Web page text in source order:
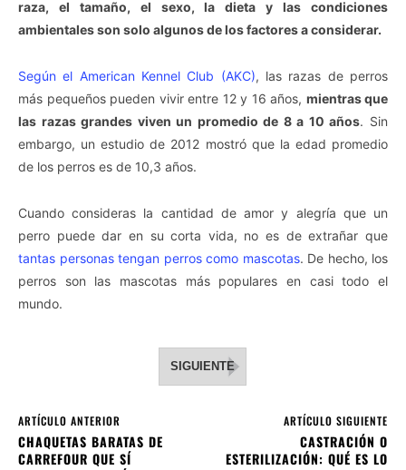
raza, el tamaño, el sexo, la dieta y las condiciones
ambientales son solo algunos de los factores a considerar.
Según el American Kennel Club (AKC), las razas de perros
más pequeños pueden vivir entre 12 y 16 años, mientras que
las razas grandes viven un promedio de 8 a 10 años. Sin
embargo, un estudio de 2012 mostró que la edad promedio
de los perros es de 10,3 años.
Cuando consideras la cantidad de amor y alegría que un
perro puede dar en su corta vida, no es de extrañar que
tantas personas tengan perros como mascotas. De hecho, los
perros son las mascotas más populares en casi todo el
mundo.
SIGUIENTE
ARTÍCULO ANTERIOR
CHAQUETAS BARATAS DE
CARREFOUR QUE SÍ
ARTÍCULO SIGUIENTE
CASTRACIÓN O
ESTERILIZACIÓN: QUÉ ES LO